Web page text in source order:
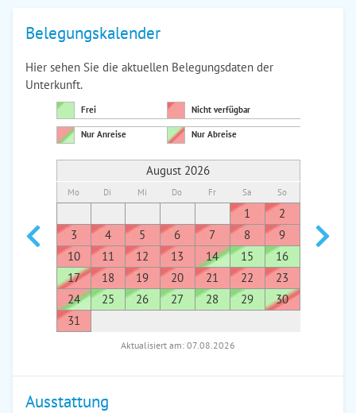
Belegungskalender
Hier sehen Sie die aktuellen Belegungsdaten der
Unterkunft.
Frei Nicht verfügbar
Nur Anreise Nur Abreise
August 2026
Mo Di Mi Do Fr Sa So
1
2
3
4 5 6 7 8
9
10
11 12 13 14 15
16
17
18 19 20 21 22
23
24
25 26 27 28 29
30
31
7
Aktualisiert am: 07.08.2026
Ausstattung